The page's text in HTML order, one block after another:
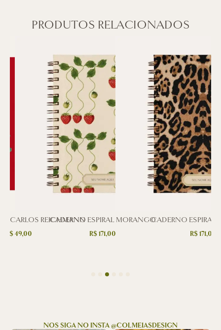
PRODUTOS RELACIONADOS
CARLOS REICHMANN
R$49,00
CADERNO ESPIRAL MORANGO
R$171,00
CADERNO ESPIRAL
R$171,00
NOS SIGA NO INSTA @COLMEIASDESIGN